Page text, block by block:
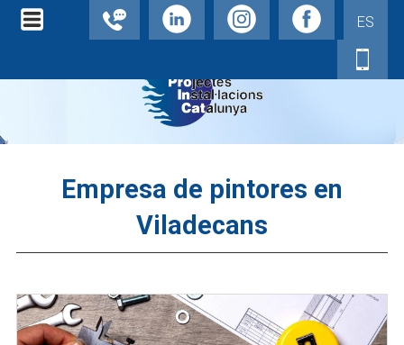
ES
Empresa de pintores en
Viladecans